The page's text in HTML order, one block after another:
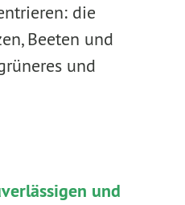
die
Beeten und
und
und